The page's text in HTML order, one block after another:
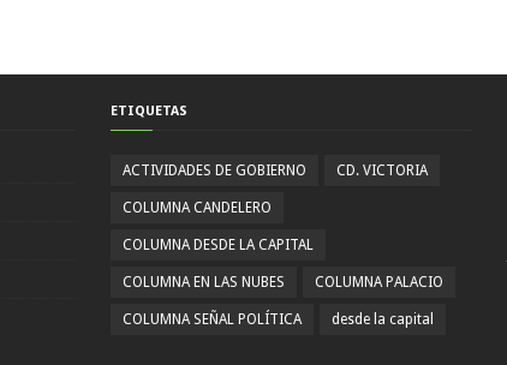
ETIQUETAS
ACTIVIDADES DE GOBIERNO CD. VICTORIA
COLUMNA CANDELERO
COLUMNA DESDE LA CAPITAL
COLUMNA EN LAS NUBES COLUMNA PALACIO
COLUMNA SEÑAL POLÍTICA desde la capital